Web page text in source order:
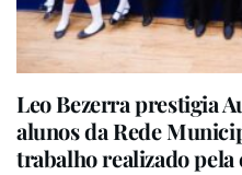
Leo Bezerra prestigia
alunos da Rede
trabalho realizado pela